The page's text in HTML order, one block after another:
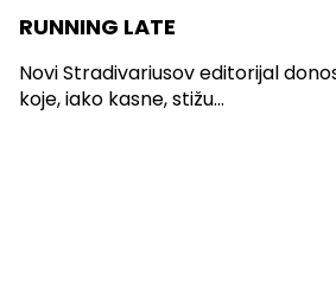
RUNNING LATE
Novi Stradivariusov editorijal
koje, iako kasne, stižu...